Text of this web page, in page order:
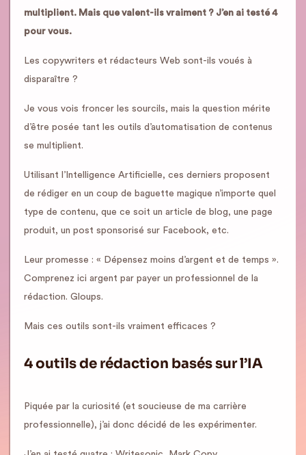
multiplient. Mais que valent-ils vraiment ? J’en ai testé 4
pour vous.
Les copywriters et rédacteurs Web sont-ils voués à
disparaître ?
Je vous vois froncer les sourcils, mais la question mérite
d’être posée tant les outils d’automatisation de contenus
se multiplient.
Utilisant l’Intelligence Artificielle, ces derniers proposent
de rédiger en un coup de baguette magique n’importe quel
type de contenu, que ce soit un article de blog, une page
produit, un post sponsorisé sur Facebook, etc.
Leur promesse : « Dépensez moins d’argent et de temps ».
Comprenez ici argent par payer un professionnel de la
rédaction. Gloups.
Mais ces outils sont-ils vraiment efficaces ?
4 outils de rédaction basés sur l’IA
Piquée par la curiosité (et soucieuse de ma carrière
professionnelle), j’ai donc décidé de les expérimenter.